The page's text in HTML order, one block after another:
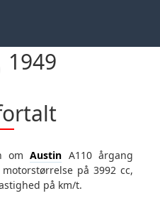
1949
omAustin A110 årgang
yder 124 Hk og har en tophastighed på km/t.